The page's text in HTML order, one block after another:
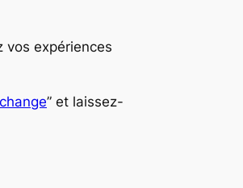
vos expériences
” et laissez-